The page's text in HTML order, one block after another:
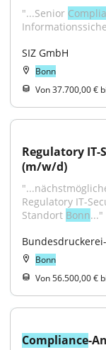
"...Senior
SIZ GmbH
Bonn
Von 37.700,00 €
Regulatory IT-
(m/w/d)
Regulatory IT-
Standort Bonn..."
Bonn
Von 56.500,00 €
Compliance-